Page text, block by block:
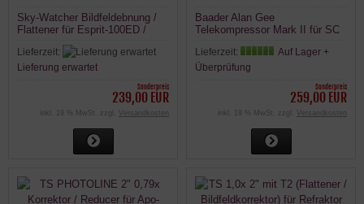
Sky-Watcher Bildfeldebnung /
Flattener für Esprit-100ED /
Lieferzeit:
Lieferung erwartet
Sonderpreis
239,00 EUR
inkl. 19 % MwSt. zzgl. Versandkosten
Baader Alan Gee
Telekompressor Mark II für SC
Lieferzeit:
Auf Lager +
Überprüfung
Sonderpreis
259,00 EUR
inkl. 19 % MwSt. zzgl. Versandkosten